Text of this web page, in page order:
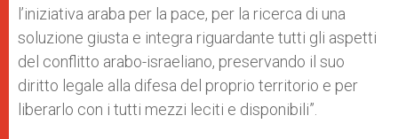
l’iniziativa araba per la pace, per la ricerca di una
soluzione giusta e integra riguardante tutti gli aspetti
del conflitto arabo-israeliano, preservando il suo
diritto legale alla difesa del proprio territorio e per
liberarlo con i tutti mezzi leciti e disponibili”.